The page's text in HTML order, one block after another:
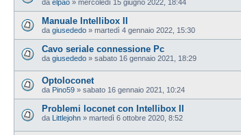
da elpao » mercoledì 15 giugno 2022, 18:44
Manuale Intellibox II
da giusededo » martedì 4 gennaio 2022, 15:30
Cavo seriale connessione Pc
da giusededo » sabato 16 gennaio 2021, 18:29
Optoloconet
da Pino59 » sabato 16 gennaio 2021, 10:24
Problemi loconet con Intellibox II
da Littlejohn » martedì 6 ottobre 2020, 8:52